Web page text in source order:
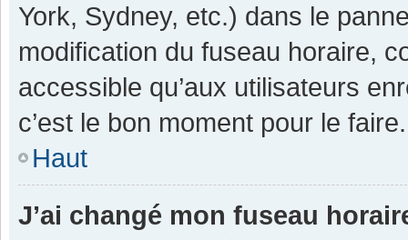
York, Sydney, etc.) dans le
modification du fuseau horaire,
accessible qu’aux utilisateurs
c’est le bon moment pour le faire.
Haut
J’ai changé mon fuseau